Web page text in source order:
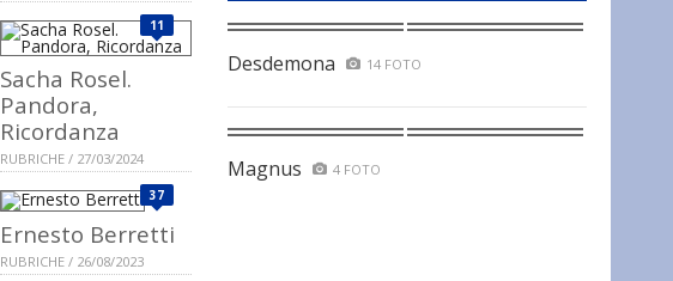
11
Sacha Rosel.
Pandora,
Ricordanza
RUBRICHE / 27/03/2024
37
Ernesto Berretti
RUBRICHE / 26/08/2023
Desdemona 14 FOTO
Magnus 4 FOTO